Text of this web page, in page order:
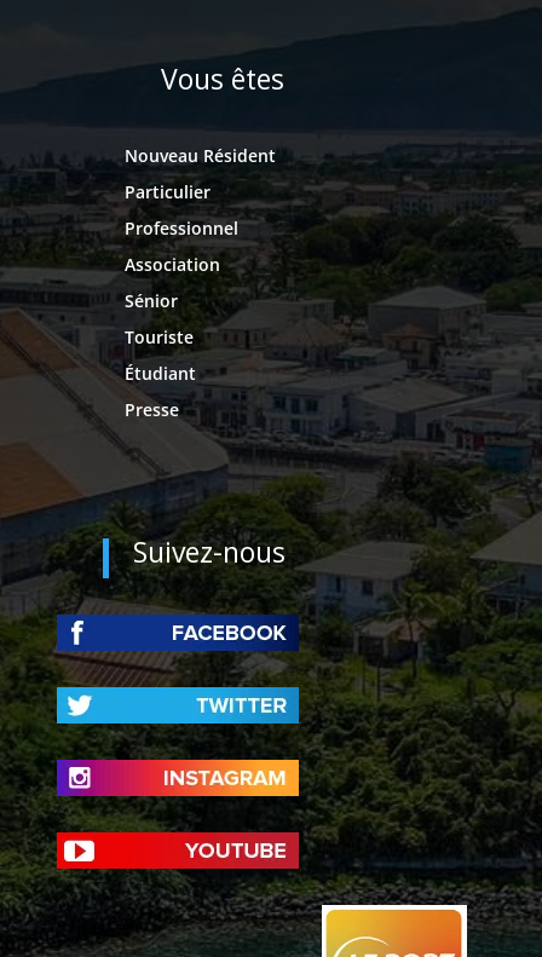
Vous êtes
Nouveau Résident
Particulier
Professionnel
Association
Sénior
Touriste
Étudiant
Presse
Suivez-nous